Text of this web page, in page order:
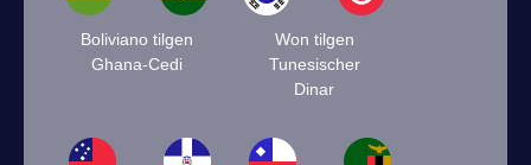
Boliviano tilgen
Ghana-Cedi
Won tilgen
Tunesischer
Dinar